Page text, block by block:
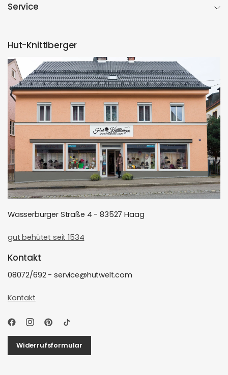
Service
Hut-Knittlberger
Wasserburger Straße 4 - 83527 Haag
gut behütet seit 1534
Kontakt
08072/692 - service@hutwelt.com
Kontakt
Widerrufsformular